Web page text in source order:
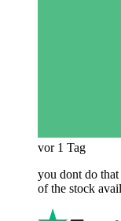
vor 1 Tag
you dont do
of the stock